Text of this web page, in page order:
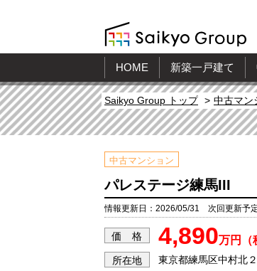
HOME 新築一戸建て
Saikyo Group トップ 中古マン
中古マンション
パレステージ練馬III
情報更新日：2026/05/31 次回更新予
価 格 4,890万円（
所在地 東京都練馬区中村北